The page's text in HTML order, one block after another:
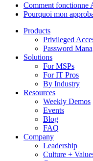
Comment fonctionne
Pourquoi mon
Products
Privileged
Password
Solutions
For MSPs
For IT Pros
By Industry
Resources
Weekly Demos
Events
Blog
FAQ
Company
Leadership
Culture +